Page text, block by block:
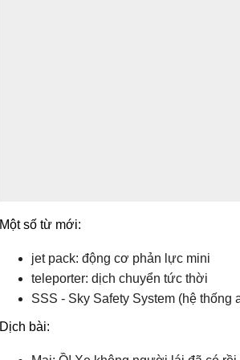
Một số từ mới:
jet pack: động cơ phản lực mini
teleporter: dịch chuyển tức thời
SSS - Sky Safety System (hệ thống
Dịch bài: